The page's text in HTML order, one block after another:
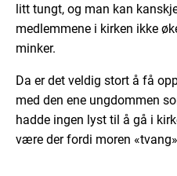
litt tungt, og man kan
medlemmene i kirken ikke
minker.
Da er det veldig stort å få
med den ene ungdommen
hadde ingen lyst til å gå i
være der fordi moren